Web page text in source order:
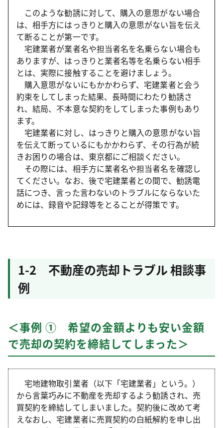
このような勧誘に対して、購入の意思がない場合
は、相手方にはっきりと購入の意思がない旨を伝え
て断ることが第一です。
宅建業者が業者名や担当者名を名乗らない場合も
ありますが、はっきりと業者名等を名乗らない相手
とは、実際に接触することを避けましょう。
購入意思がないにもかかわらず、宅建業者と会う
約束をしてしまった結果、長時間にわたり勧誘さ
れ、結局、不本意な契約をしてしまった事例もあり
ます。
宅建業者に対し、はっきりと購入の意思がない旨
を伝えて断っているにもかかわらず、その行為が続
きお困りの場合は、東京都にご相談ください。
その際には、相手方に業者名や担当者名を確認し
てください。なお、後で宅建業者との間で、勧誘電
話につき、言った言わないのトラブルにならないた
めには、録音や記録等をとることが得策です。
1-2 不動産の売却トラブル 相談事
例
＜事例 ① 希望の金額よりも安い金額
で売却の契約を締結してしまった＞
宅地建物取引業者（以下「宅建業者」という。）
から言葉巧みに不動産を売却するよう勧誘され、売
買契約を締結してしまいました。契約後に改めて考
えなおし、宅建業者に売買契約の白紙解約を申し出